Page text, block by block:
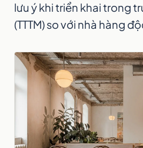
lưu ý khi triển khai trong
(TTTM) so với nhà hàng